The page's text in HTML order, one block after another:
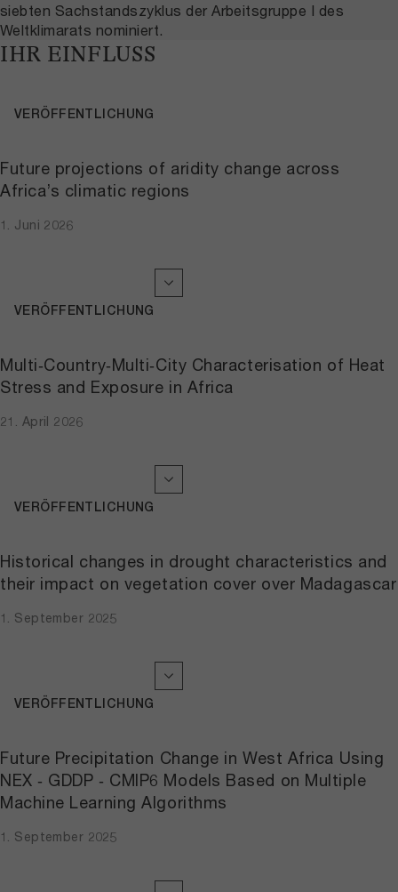
siebten Sachstandszyklus der Arbeitsgruppe I des
Weltklimarats nominiert.
IHR EINFLUSS
Future projections of aridity change across
Africa’s climatic regions
1. Juni 2026
VERÖFFENTLICHUNG
Multi‐Country‐Multi‐City Characterisation of Heat
Stress and Exposure in Africa
21. April 2026
VERÖFFENTLICHUNG
Historical changes in drought characteristics and
their impact on vegetation cover over Madagascar
1. September 2025
VERÖFFENTLICHUNG
Future Precipitation Change in West Africa Using
NEX ‐ GDDP ‐ CMIP6 Models Based on Multiple
Machine Learning Algorithms
1. September 2025
VERÖFFENTLICHUNG